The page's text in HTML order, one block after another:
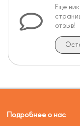
Еще
отзыв!
Подробнее о нас